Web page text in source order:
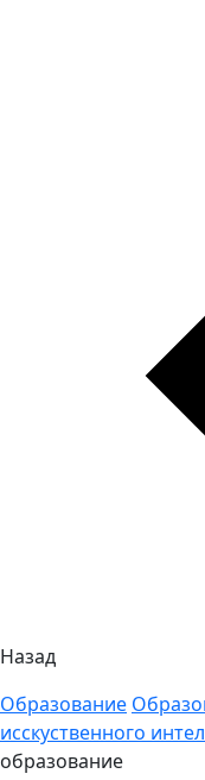
Назад
Образование
исскуственного
образование